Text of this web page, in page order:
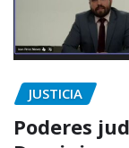
JUSTICIA
Poderes